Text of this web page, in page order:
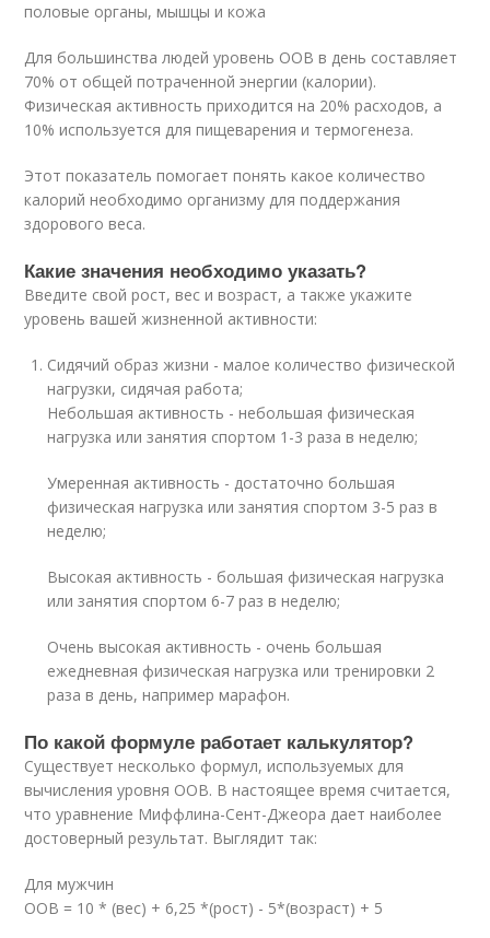
половые органы, мышцы и кожа
Для большинства людей уровень ООВ в день составляет
70% от общей потраченной энергии (калории).
Физическая активность приходится на 20% расходов, а
10% используется для пищеварения и термогенеза.
Этот показатель помогает понять какое количество
калорий необходимо организму для поддержания
здорового веса.
Какие значения необходимо указать?
Введите свой рост, вес и возраст, а также укажите
уровень вашей жизненной активности:
Сидячий образ жизни - малое количество физической
нагрузки, сидячая работа;
Небольшая активность - небольшая физическая
нагрузка или занятия спортом 1-3 раза в неделю;
Умеренная активность - достаточно большая
физическая нагрузка или занятия спортом 3-5 раз в
неделю;
Высокая активность - большая физическая нагрузка
или занятия спортом 6-7 раз в неделю;
Очень высокая активность - очень большая
ежедневная физическая нагрузка или тренировки 2
раза в день, например марафон.
По какой формуле работает калькулятор?
Существует несколько формул, используемых для
вычисления уровня ООВ. В настоящее время считается,
что уравнение Миффлина-Сент-Джеора дает наиболее
достоверный результат. Выглядит так:
Для мужчин
ООВ = 10 * (вес) + 6,25 *(рост) - 5*(возраст) + 5